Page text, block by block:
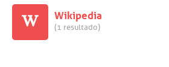
Wikipedia
(1 resultado)